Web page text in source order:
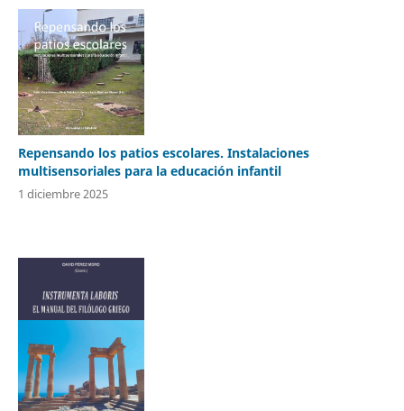
Repensando los patios escolares. Instalaciones
multisensoriales para la educación infantil
1 diciembre 2025